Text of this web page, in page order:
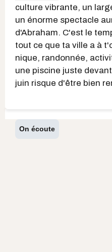
culture vibrante, un
un énorme spectacle
d'Abraham. C'est le
tout ce que ta ville a à
nique, randonnée,
une piscine juste
juin risque d'être bien
On écoute